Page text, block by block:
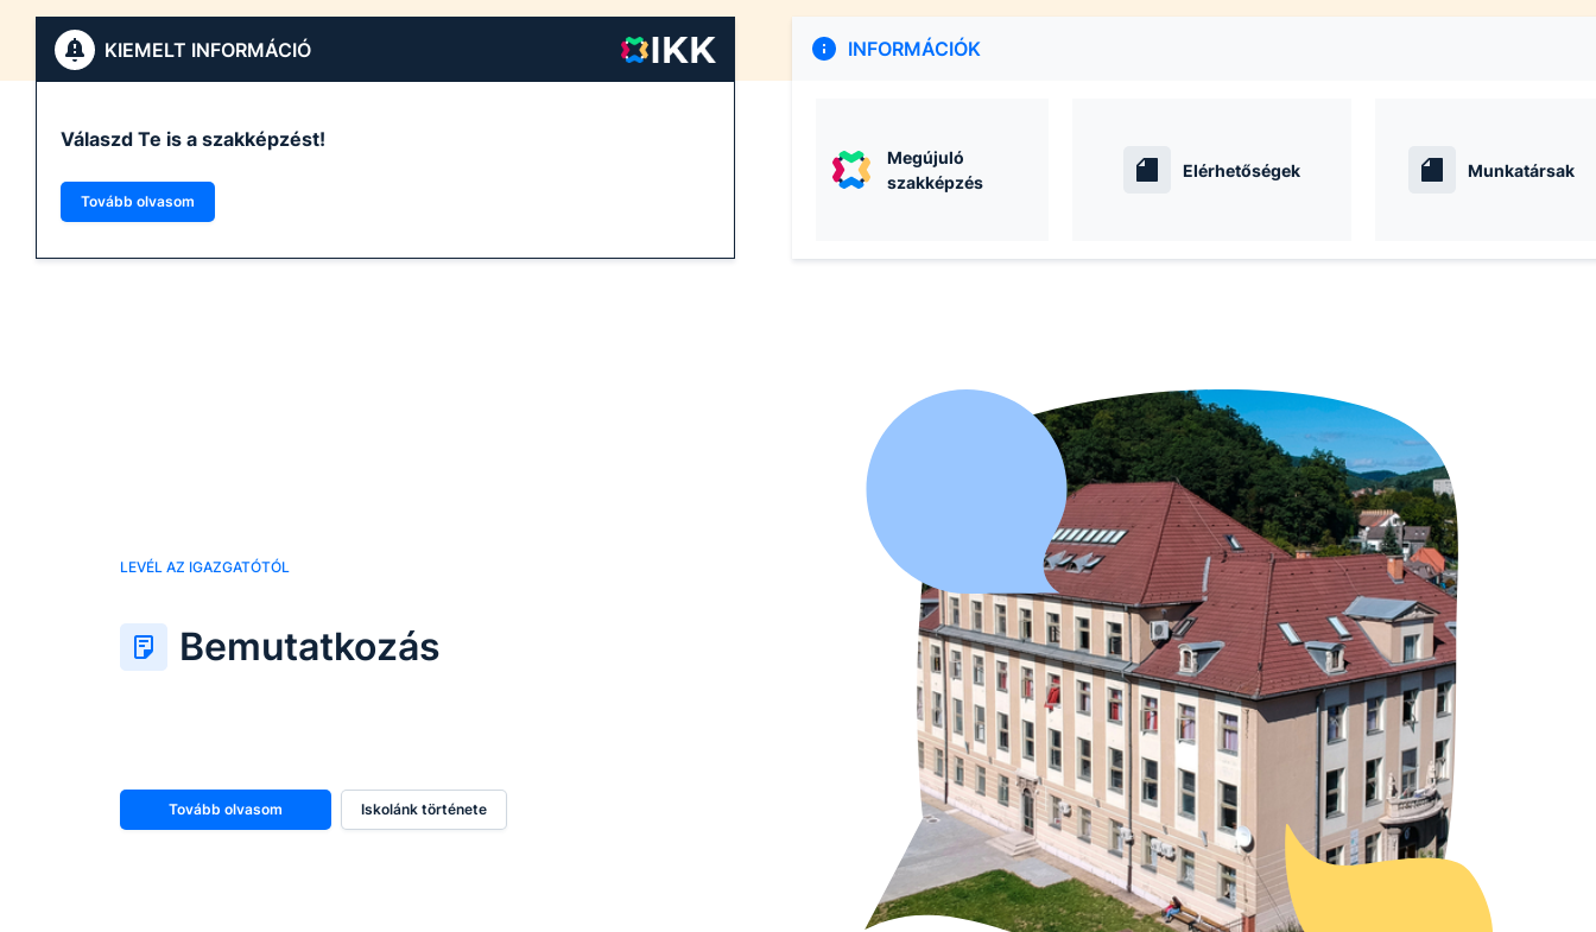
KIEMELT INFORMÁCIÓ
Válaszd Te is a szakképzést!
Tovább olvasom
INFORMÁCIÓK
Megújuló
szakképzés
Elérhetőségek Munkatársak
LEVÉL AZ IGAZGATÓTÓL
Bemutatkozás
Tovább olvasom Iskolánk története